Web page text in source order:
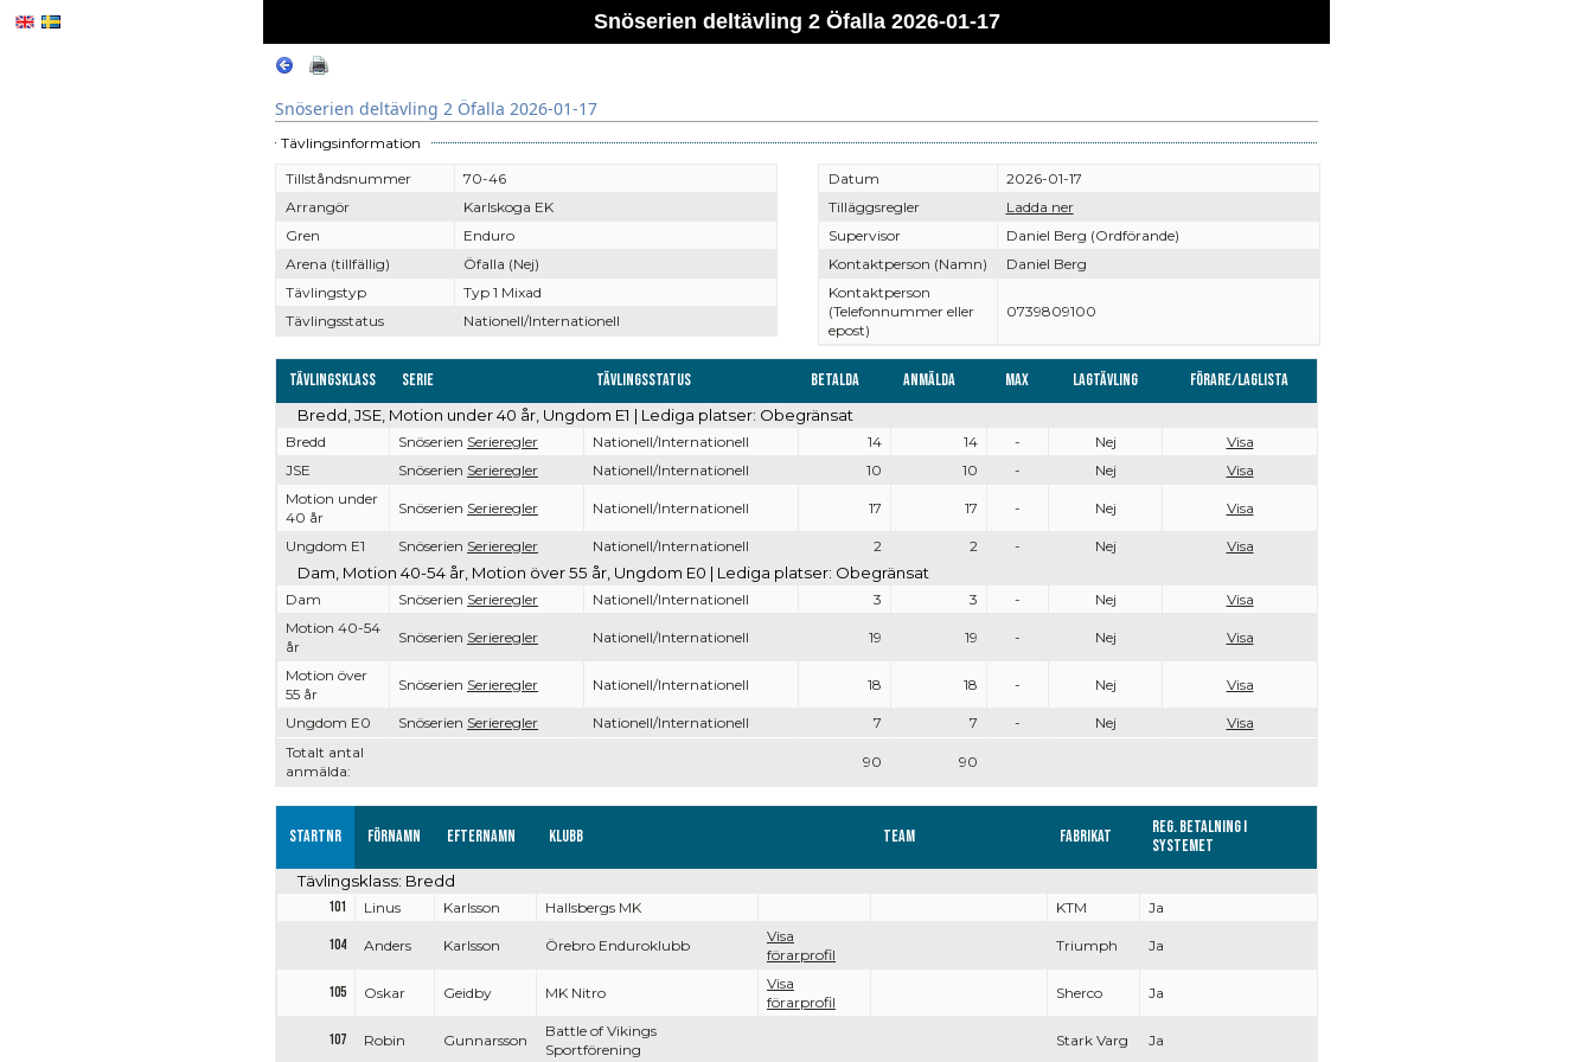
Snöserien deltävling 2 Öfalla 2026-01-17
Snöserien deltävling 2 Öfalla 2026-01-17
Tävlingsinformation
Tillståndsnummer
70-46
Arrangör
Karlskoga EK
Gren
Enduro
Arena (tillfällig)
Öfalla (Nej)
Tävlingstyp
Typ 1 Mixad
Tävlingsstatus
Nationell/Internationell
Datum
2026-01-17
Tilläggsregler
Ladda ner
Supervisor
Daniel Berg (Ordförande)
Kontaktperson (Namn)
Daniel Berg
Kontaktperson
(Telefonnummer eller
epost)
0739809100
Tävlingsklass Serie Tävlingsstatus Betalda Anmälda Max Lagtävling Förare/Laglista
Totalt antal
anmälda:
90 90
Bredd, JSE, Motion under 40 år, Ungdom E1 | Lediga platser: Obegränsat
Bredd Snöserien Serieregler Nationell/Internationell 14 14 - Nej
Visa
JSE
Snöserien Serieregler Nationell/Internationell 10 10 - Nej
Visa
Motion under
40 år
Snöserien Serieregler Nationell/Internationell 17 17 - Nej Visa
Ungdom E1 Snöserien Serieregler Nationell/Internationell 2 2 - Nej Visa
Dam, Motion 40-54 år, Motion över 55 år, Ungdom E0 | Lediga platser: Obegränsat
Dam Snöserien Serieregler Nationell/Internationell 3 3 - Nej
Visa
Motion 40-54
år
Snöserien Serieregler Nationell/Internationell 19 19 - Nej Visa
Motion över
55 år
Snöserien Serieregler Nationell/Internationell 18 18 - Nej Visa
Ungdom E0 Snöserien Serieregler Nationell/Internationell 7 7 - Nej Visa
Startnr Förnamn Efternamn Klubb Team Fabrikat
Reg. Betalning i
systemet
Tävlingsklass: Bredd
101 Linus Karlsson Hallsbergs MK KTM Ja
104 Anders Karlsson Örebro Enduroklubb
Visa
förarprofil
Triumph Ja
105 Oskar Geidby MK Nitro
Visa
förarprofil
Sherco Ja
107 Robin Gunnarsson
Battle of Vikings
Sportförening
Stark Varg Ja